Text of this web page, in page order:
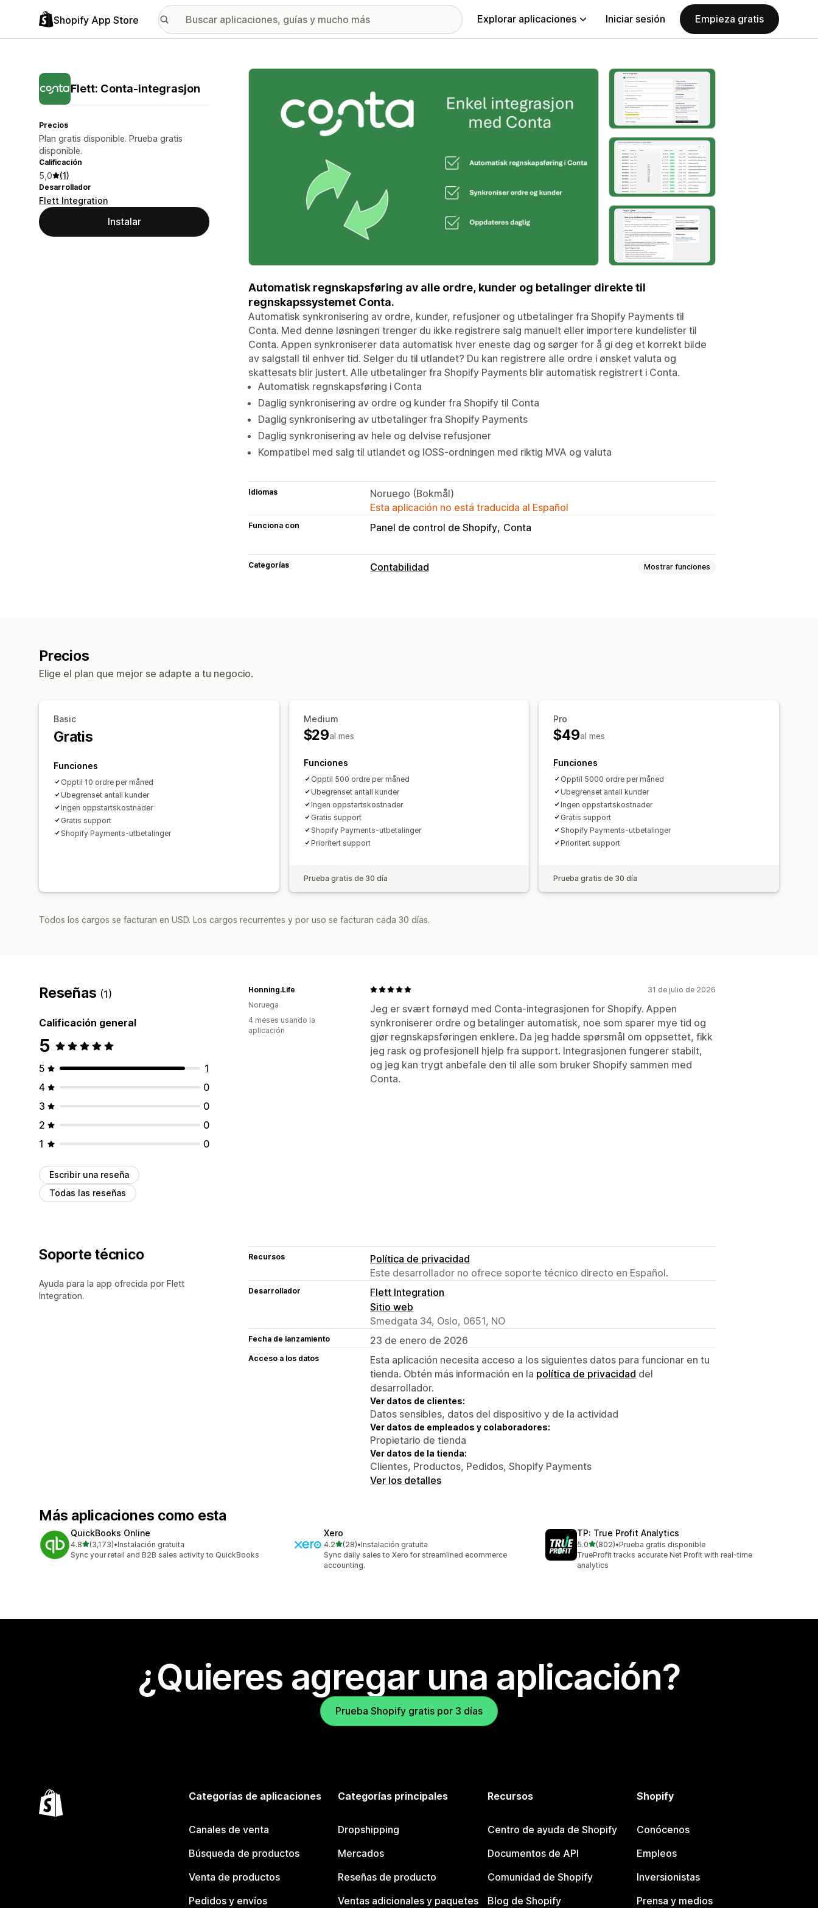
Shopify App Store Explorar aplicaciones Iniciar sesión Empieza gratis
Flett: Conta‑integrasjon
Precios
Plan gratis disponible. Prueba gratis
disponible.
Calificación
5,0 (1)
Desarrollador
Flett Integration
Instalar
Galería de imágenes destacadas
Automatisk regnskapsføring av alle ordre, kunder og betalinger direkte til
regnskapssystemet Conta.
Automatisk synkronisering av ordre, kunder, refusjoner og utbetalinger fra Shopify Payments til
Conta. Med denne løsningen trenger du ikke registrere salg manuelt eller importere kundelister til
Conta. Appen synkroniserer data automatisk hver eneste dag og sørger for å gi deg et korrekt bilde
av salgstall til enhver tid. Selger du til utlandet? Du kan registrere alle ordre i ønsket valuta og
skattesats blir justert. Alle utbetalinger fra Shopify Payments blir automatisk registrert i Conta.
Automatisk regnskapsføring i Conta
Daglig synkronisering av ordre og kunder fra Shopify til Conta
Daglig synkronisering av utbetalinger fra Shopify Payments
Daglig synkronisering av hele og delvise refusjoner
Kompatibel med salg til utlandet og IOSS-ordningen med riktig MVA og valuta
Idiomas
Noruego (Bokmål)
Esta aplicación no está traducida al Español
Funciona con Panel de control de Shopify Conta
Categorías Contabilidad Mostrar funciones
Pagos Clientes
Precios
Elige el plan que mejor se adapte a tu negocio.
Basic
Gratis
Funciones
Opptil 10 ordre per måned
Ubegrenset antall kunder
Ingen oppstartskostnader
Gratis support
Shopify Payments-utbetalinger
Medium
$29al mes
Funciones
Opptil 500 ordre per måned
Ubegrenset antall kunder
Ingen oppstartskostnader
Gratis support
Shopify Payments-utbetalinger
Prioritert support
Prueba gratis de 30 día
Pro
$49al mes
Funciones
Opptil 5000 ordre per måned
Ubegrenset antall kunder
Ingen oppstartskostnader
Gratis support
Shopify Payments-utbetalinger
Prioritert support
Prueba gratis de 30 día
Todos los cargos se facturan en USD. Los cargos recurrentes y por uso se facturan cada 30 días.
Reseñas (1)
Calificación general
5
5
1
4
0
3
0
2
0
1
0
Escribir una reseña
Todas las reseñas
31 de julio de 2026
Jeg er svært fornøyd med Conta-integrasjonen for Shopify. Appen
synkroniserer ordre og betalinger automatisk, noe som sparer mye tid og
gjør regnskapsføringen enklere. Da jeg hadde spørsmål om oppsettet, fikk
jeg rask og profesjonell hjelp fra support. Integrasjonen fungerer stabilt,
og jeg kan trygt anbefale den til alle som bruker Shopify sammen med
Conta.
Honning.Life
Noruega
4 meses usando la
aplicación
Soporte técnico
Ayuda para la app ofrecida por Flett
Integration.
Recursos
Política de privacidad
Este desarrollador no ofrece soporte técnico directo en Español.
Desarrollador
Flett Integration
Sitio web
Smedgata 34, Oslo, 0651, NO
Fecha de lanzamiento 23 de enero de 2026
Acceso a los datos
Esta aplicación necesita acceso a los siguientes datos para funcionar en tu
tienda. Obtén más información en la política de privacidad del
desarrollador.
Ver datos de clientes:
Datos sensibles, datos del dispositivo y de la actividad
Ver datos de empleados y colaboradores:
Propietario de tienda
Ver datos de la tienda:
Clientes, Productos, Pedidos, Shopify Payments
Ver los detalles
Más aplicaciones como esta
QuickBooks Online
4.8de 5 estrellas
(3,173)
3173 reseñas en total
•Instalación gratuita
Sync your retail and B2B sales activity to QuickBooks
Xero
4.2de 5 estrellas
(28)
28 reseñas en total
•Instalación gratuita
Sync daily sales to Xero for streamlined ecommerce
accounting.
TP: True Profit Analytics
5.0de 5 estrellas
(802)
802 reseñas en total
•Prueba gratis disponible
TrueProfit tracks accurate Net Profit with real-time
analytics
¿Quieres agregar una aplicación?
Prueba Shopify gratis por 3 días
Categorías de aplicaciones
Canales de venta
Búsqueda de productos
Venta de productos
Pedidos y envíos
Categorías principales
Dropshipping
Mercados
Reseñas de producto
Ventas adicionales y paquetes
Recursos
Centro de ayuda de Shopify
Documentos de API
Comunidad de Shopify
Blog de Shopify
Shopify
Conócenos
Empleos
Inversionistas
Prensa y medios